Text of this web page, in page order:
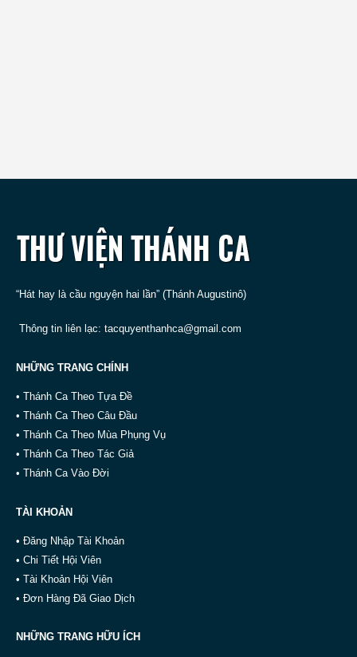
“Hát hay là cầu nguyện hai lần” (Thánh Augustinô)
Thông tin liên lạc: tacquyenthanhca@gmail.com
NHỮNG TRANG CHÍNH
• Thánh Ca Theo Tựa Đề
• Thánh Ca Theo Câu Đầu
• Thánh Ca Theo Mùa Phụng Vụ
• Thánh Ca Theo Tác Giả
• Thánh Ca Vào Đời
TÀI KHOẢN
• Đăng Nhập Tài Khoản
• Chi Tiết Hội Viên
• Tài Khoản Hội Viên
• Đơn Hàng Đã Giao Dịch
NHỮNG TRANG HỮU ÍCH